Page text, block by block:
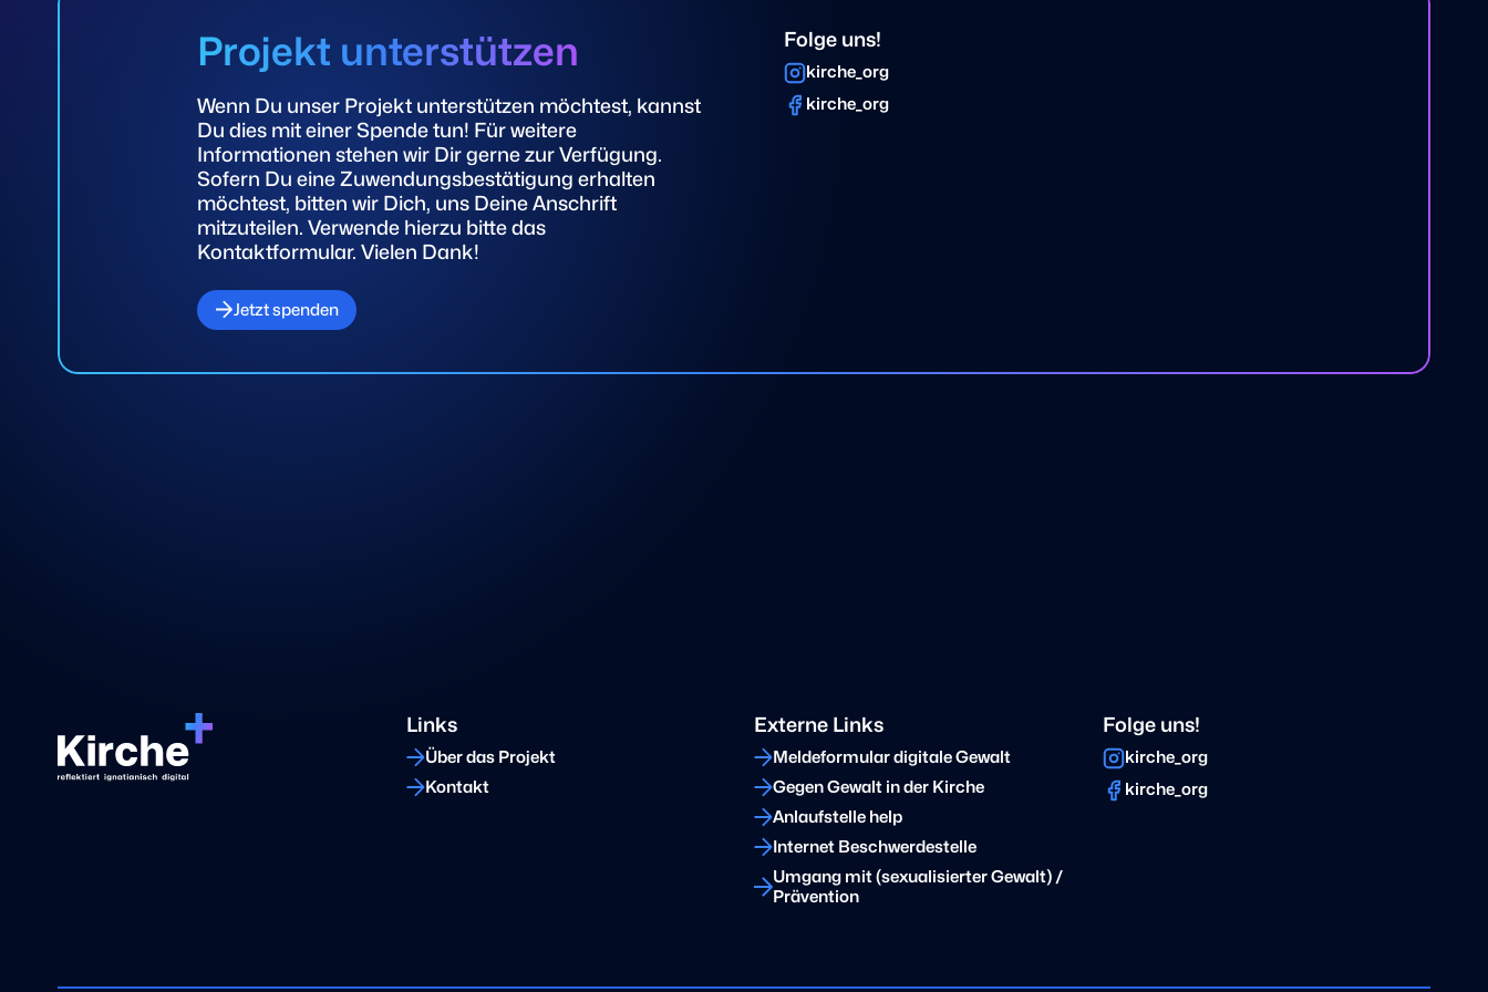
Grübeln gekommen sind und nach
Antworten suchen, sind Sie zur
Philosophin oder zum religiösen
Denker geworden!
Grübeln gekommen sind und nach
Antworten suchen, sind Sie zur
Denker geworden!
Projekt unterstützen
Wenn Du unser Projekt unterstützen möchtest, kannst
Du dies mit einer Spende tun! Für weitere
Informationen stehen wir Dir gerne zur Verfügung.
Sofern Du eine Zuwendungsbestätigung erhalten
möchtest, bitten wir Dich, uns Deine Anschrift
mitzuteilen. Verwende hierzu bitte das
Kontaktformular. Vielen Dank!
Jetzt spenden
Folge uns!
kirche_org
kirche_org
Links
Über das Projekt
Kontakt
Externe Links
Meldeformular digitale Gewalt
Gegen Gewalt in der Kirche
Anlaufstelle help
Internet Beschwerdestelle
Umgang mit (sexualisierter Gewalt) /
Prävention
Folge uns!
kirche_org
kirche_org